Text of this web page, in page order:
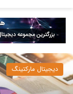
دیجیتال مارکتینگ